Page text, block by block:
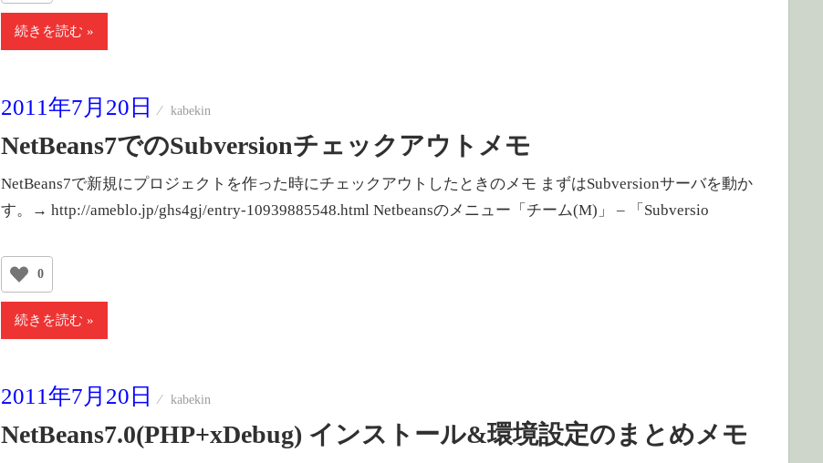
続きを読む
2011年7月20日 kabekin
NetBeans7でのSubversionチェックアウトメモ
NetBeans7で新規にプロジェクトを作った時にチェックアウトしたときのメモ まずはSubversionサーバを動か
す。→ http://ameblo.jp/ghs4gj/entry-10939885548.html Netbeansのメニュー「チーム(M)」 – 「Subversio
0
続きを読む
2011年7月20日 kabekin
NetBeans7.0(PHP+xDebug) インストール&環境設定のまとめメモ